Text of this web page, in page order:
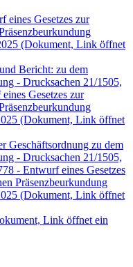
eines Gesetzes zur
(Dokument, Link öffnet
Bericht: zu dem
- Drucksachen 21/1505,
Gesetzes zur
(Dokument, Link öffnet
Geschäftsordnung zu dem
- Drucksachen 21/1505,
- Entwurf eines Gesetzes
Präsenzbeurkundung
(Dokument, Link öffnet
Link öffnet ein